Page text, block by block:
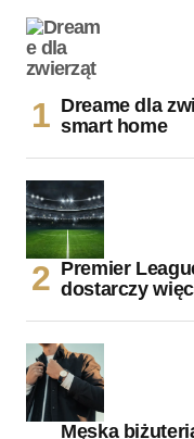
Dreame dla
smart home
Premier
dostarczy
Męska